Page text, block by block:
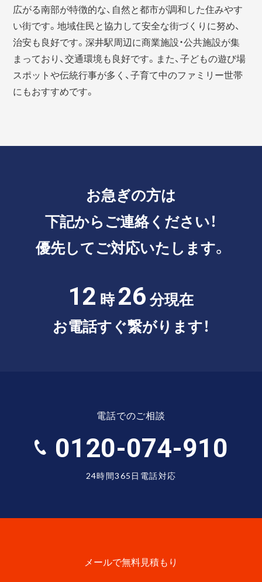
広がる南部が特徴的な、自然と都市が調和した住みやす
い街です。地域住民と協力して安全な街づくりに努め、
治安も良好です。深井駅周辺に商業施設・公共施設が集
まっており、交通環境も良好です。また、子どもの遊び場
スポットや伝統行事が多く、子育て中のファミリー世帯
にもおすすめです。
お急ぎの方は
下記からご連絡ください！
優先してご対応いたします。
12 時26分現在
お電話すぐ繋がります！
電話でのご相談
0120-074-910
24時間365日電話対応
メールで無料見積もり